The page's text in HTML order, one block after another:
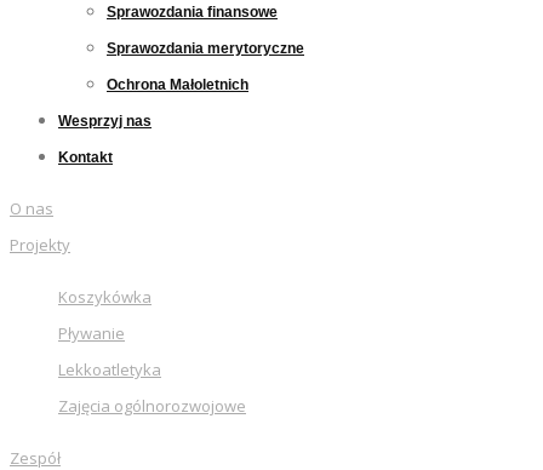
Sprawozdania finansowe
Sprawozdania merytoryczne
Ochrona Małoletnich
Wesprzyj nas
Kontakt
O nas
Projekty
Koszykówka
Pływanie
Lekkoatletyka
Zajęcia ogólnorozwojowe
Zespół